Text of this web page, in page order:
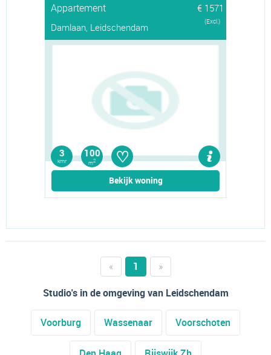
Appartement
€ 1571
Damlaan, Leidschendam
(Excl.)
3
kmr
100
m2 ♡
Bekijk woning
« 1
»
Studio's in de omgeving van Leidschendam
Voorburg Wassenaar Voorschoten